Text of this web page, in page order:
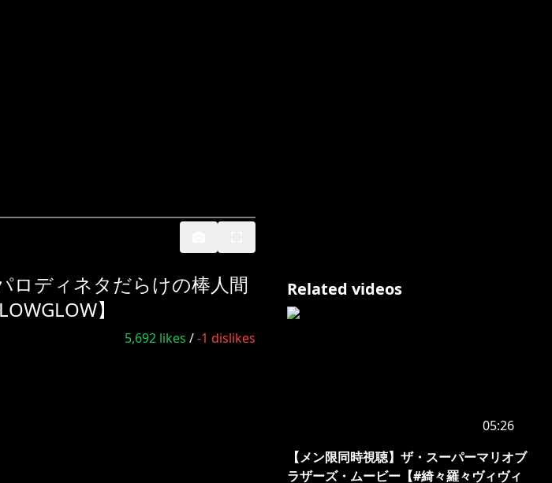
ロディネタだらけの棒人間
】
5,692 likes /-1 dislikes
Related videos
05:26
【メン限同時視聴】ザ・スーパーマリオブ
ラザーズ・ムービー【#綺々羅々ヴィヴィ